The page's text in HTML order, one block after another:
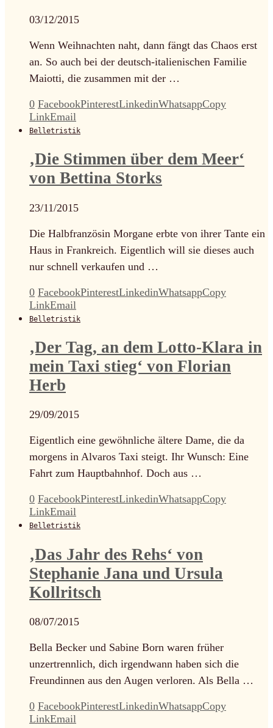
03/12/2015
Wenn Weihnachten naht, dann fängt das Chaos erst
an. So auch bei der deutsch-italienischen Familie
Maiotti, die zusammen mit der …
0 FacebookPinterestLinkedinWhatsappCopy
LinkEmail
Belletristik
‚Die Stimmen über dem Meer‘
von Bettina Storks
23/11/2015
Die Halbfranzösin Morgane erbte von ihrer Tante ein
Haus in Frankreich. Eigentlich will sie dieses auch
nur schnell verkaufen und …
0 FacebookPinterestLinkedinWhatsappCopy
LinkEmail
Belletristik
‚Der Tag, an dem Lotto-Klara in
mein Taxi stieg‘ von Florian
Herb
29/09/2015
Eigentlich eine gewöhnliche ältere Dame, die da
morgens in Alvaros Taxi steigt. Ihr Wunsch: Eine
Fahrt zum Hauptbahnhof. Doch aus …
0 FacebookPinterestLinkedinWhatsappCopy
LinkEmail
Belletristik
‚Das Jahr des Rehs‘ von
Stephanie Jana und Ursula
Kollritsch
08/07/2015
Bella Becker und Sabine Born waren früher
unzertrennlich, dich irgendwann haben sich die
Freundinnen aus den Augen verloren. Als Bella …
0 FacebookPinterestLinkedinWhatsappCopy
LinkEmail